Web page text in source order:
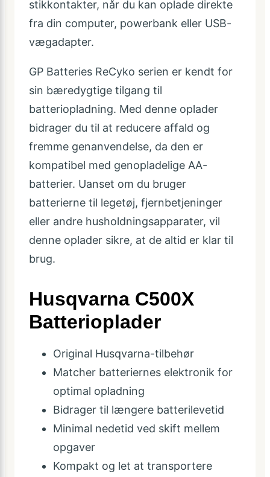
stikkontakter, når du kan oplade direkte
fra din computer, powerbank eller USB-
vægadapter.
GP Batteries ReCyko serien er kendt for
sin bæredygtige tilgang til
batteriopladning. Med denne oplader
bidrager du til at reducere affald og
fremme genanvendelse, da den er
kompatibel med genopladelige AA-
batterier. Uanset om du bruger
batterierne til legetøj, fjernbetjeninger
eller andre husholdningsapparater, vil
denne oplader sikre, at de altid er klar til
brug.
Husqvarna C500X
Batterioplader
Original Husqvarna-tilbehør
Matcher batteriernes elektronik for
optimal opladning
Bidrager til længere batterilevetid
Minimal nedetid ved skift mellem
opgaver
Kompakt og let at transportere